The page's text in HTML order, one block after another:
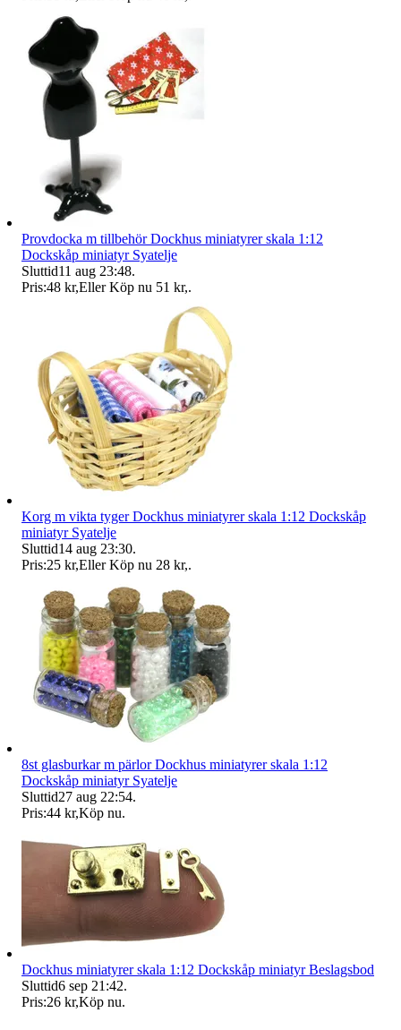
Provdocka m tillbehör Dockhus miniatyrer skala 1:12
Dockskåp miniatyr Syatelje
Sluttid11 aug 23:48.
Pris:48 kr,Eller Köp nu 51 kr,.
Korg m vikta tyger Dockhus miniatyrer skala 1:12 Dockskåp
miniatyr Syatelje
Sluttid14 aug 23:30.
Pris:25 kr,Eller Köp nu 28 kr,.
8st glasburkar m pärlor Dockhus miniatyrer skala 1:12
Dockskåp miniatyr Syatelje
Sluttid27 aug 22:54.
Pris:44 kr,Köp nu.
Dockhus miniatyrer skala 1:12 Dockskåp miniatyr Beslagsbod
Sluttid6 sep 21:42.
Pris:26 kr,Köp nu.